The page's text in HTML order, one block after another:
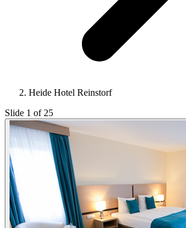
Heide Hotel Reinstorf
Slide 1 of 25